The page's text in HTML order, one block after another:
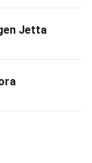
Jetta